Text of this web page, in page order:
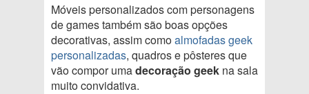
Móveis personalizados com personagens
de games também são boas opções
decorativas, assim comoalmofadas geek
personalizadas, quadros e pôsteres que
vão compor umadecoração geek na sala
muito convidativa.